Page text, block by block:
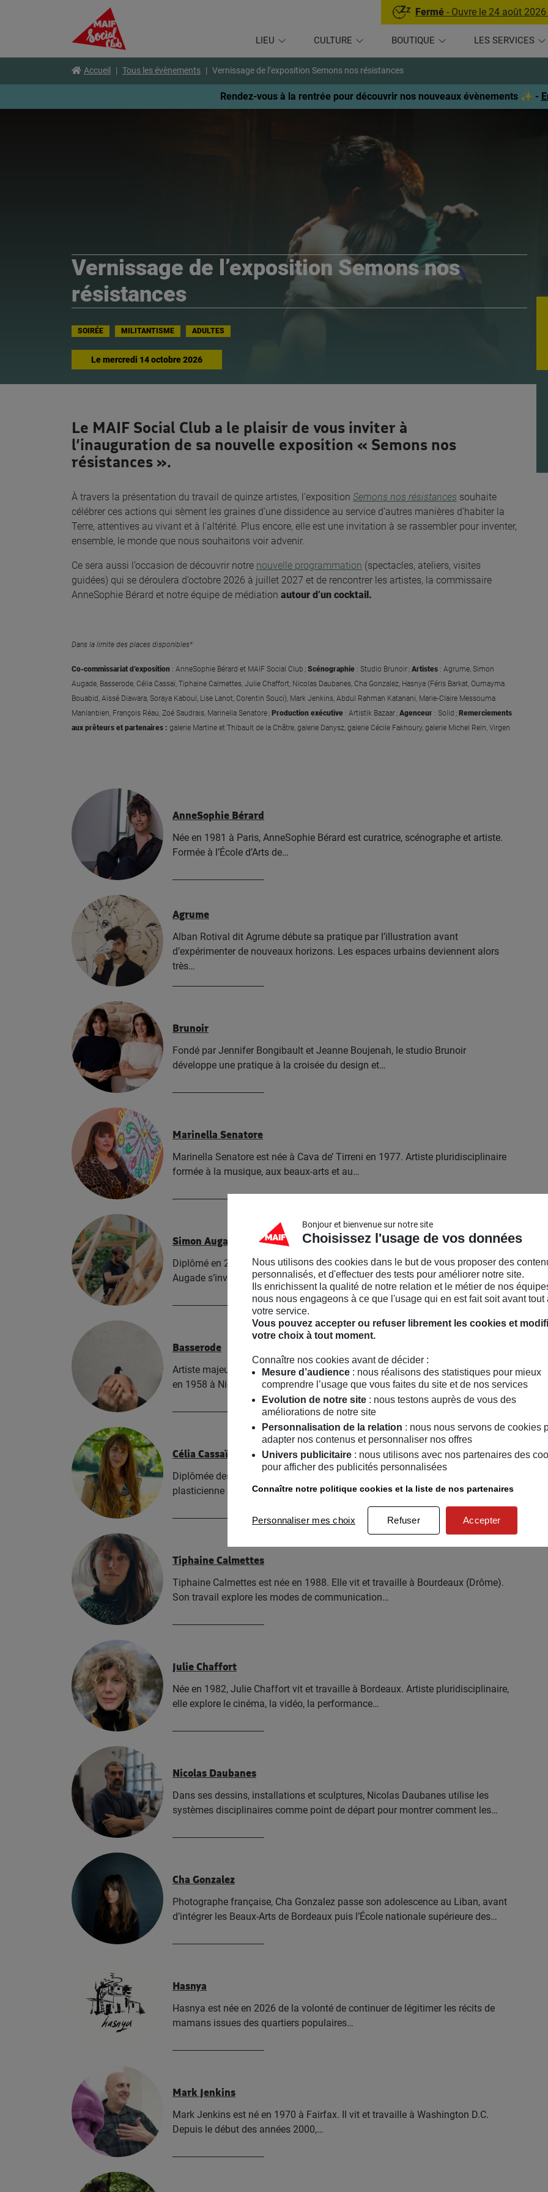
principal
de
Fermé - Ouvre le 24 août
LIEU CULTURE BOUTIQUE LES SERVICES
Accueil Tous les évènements Vernissage de l’exposition Semons nos résistances
Rendez-vous à la rentrée pour découvrir nos nouveaux évènements ✨ -
Vernissage de l’exposition Semons nos
résistances
SOIRÉE MILITANTISME ADULTES
Lemercredi 14 octobre 2026
Le MAIF Social Club a le plaisir de vous inviter à
l’inauguration de sa nouvelle exposition « Semons nos
résistances ».
À travers la présentation du travail de quinze artistes, l’exposition Semons nos résistances souhaite
célébrer ces actions qui sèment les graines d’une dissidence au service d’autres manières d’habiter la
Terre, attentives au vivant et à l’altérité. Plus encore, elle est une invitation à se rassembler pour inventer,
ensemble, le monde que nous souhaitons voir advenir.
Ce sera aussi l’occasion de découvrir notre nouvelle programmation (spectacles, ateliers, visites
guidées) qui se déroulera d’octobre 2026 à juillet 2027 et de rencontrer les artistes, la commissaire
AnneSophie Bérard et notre équipe de médiation autour d’un cocktail.
Dans la limite des places disponibles*
Co-commissariat d’exposition : AnneSophie Bérard et MAIF Social Club ; Scénographie : Studio Brunoir ; Artistes : Agrume, Simon
Augade, Basserode, Célia Cassaï, Tiphaine Calmettes, Julie Chaffort, Nicolas Daubanes, Cha Gonzalez, Hasnya (Féris Barkat, Oumayma
Bouabid, Aïssé Diawara, Soraya Kaboul, Lise Lanot, Corentin Souci), Mark Jenkins, Abdul Rahman Katanani, Marie‑Claire Messouma
Manlanbien, François Réau, Zoé Saudrais, Marinella Senatore ; Production exécutive : Artistik Bazaar ; Agenceur : Solid ; Remerciements
aux prêteurs et partenaires : galerie Martine et Thibault de la Châtre, galerie Danysz, galerie Cécile Fakhoury, galerie Michel Rein, Virgen
AnneSophie Bérard
Née en 1981 à Paris, AnneSophie Bérard est curatrice, scénographe et artiste.
Formée à l’École d’Arts de…
Agrume
Alban Rotival dit Agrume débute sa pratique par l’illustration avant
d’expérimenter de nouveaux horizons. Les espaces urbains deviennent alors
très…
Brunoir
Fondé par Jennifer Bongibault et Jeanne Boujenah, le studio Brunoir
développe une pratique à la croisée du design et…
Marinella Senatore
Marinella Senatore est née à Cava de’ Tirreni en 1977. Artiste pluridisciplinaire
formée à la musique, aux beaux-arts et au…
Simon Augade
Diplômé en 2011 de l’École Européenne Supérieure d’Art de Bretagne, Simon
Augade s’investit tout entier dans des corps-à-corps le confrontant…
Basserode
Artiste majeur de la scène contemporaine française, Jérôme Basserode est né
en 1958 à Nice. Formé à l’École nationale supérieure…
Célia Cassaï
Diplômée des Beaux-Arts de Marseille en 2018, Célia Cassaï est une artiste
plasticienne dont le travail se déploie entre sculpture…
Tiphaine Calmettes
Tiphaine Calmettes est née en 1988. Elle vit et travaille à Bourdeaux (Drôme).
Son travail explore les modes de communication…
Julie Chaffort
Née en 1982, Julie Chaffort vit et travaille à Bordeaux. Artiste pluridisciplinaire,
elle explore le cinéma, la vidéo, la performance…
Nicolas Daubanes
Dans ses dessins, installations et sculptures, Nicolas Daubanes utilise les
systèmes disciplinaires comme point de départ pour montrer comment les…
Cha Gonzalez
Photographe française, Cha Gonzalez passe son adolescence au Liban, avant
d’intégrer les Beaux-Arts de Bordeaux puis l’École nationale supérieure des…
Hasnya
Hasnya est née en 2026 de la volonté de continuer de légitimer les récits de
mamans issues des quartiers populaires…
Mark Jenkins
Mark Jenkins est né en 1970 à Fairfax. Il vit et travaille à Washington D.C.
Depuis le début des années 2000,…
Bonjour et bienvenue sur notre site
Choisissez l'usage de vos données
Nous utilisons des cookies dans le but de vous proposer des
personnalisés, et d'effectuer des tests pour améliorer notre site.
Ils enrichissent la qualité de notre relation et le métier de nos
nous nous engageons à ce que l'usage qui en est fait soit avant tout
votre service.
Vous pouvez accepter ou refuser librement les cookies et
votre choix à tout moment.
Connaître nos cookies avant de décider :
Mesure d’audience : nous réalisons des statistiques pour mieux
comprendre l’usage que vous faites du site et de nos services
Evolution de notre site : nous testons auprès de vous des
améliorations de notre site
Personnalisation de la relation : nous nous servons de cookies
adapter nos contenus et personnaliser nos offres
Univers publicitaire : nous utilisons avec nos partenaires des
pour afficher des publicités personnalisées
Connaître notre politique cookies et la liste de nos partenaires
Personnaliser mes choix Refuser Accepter